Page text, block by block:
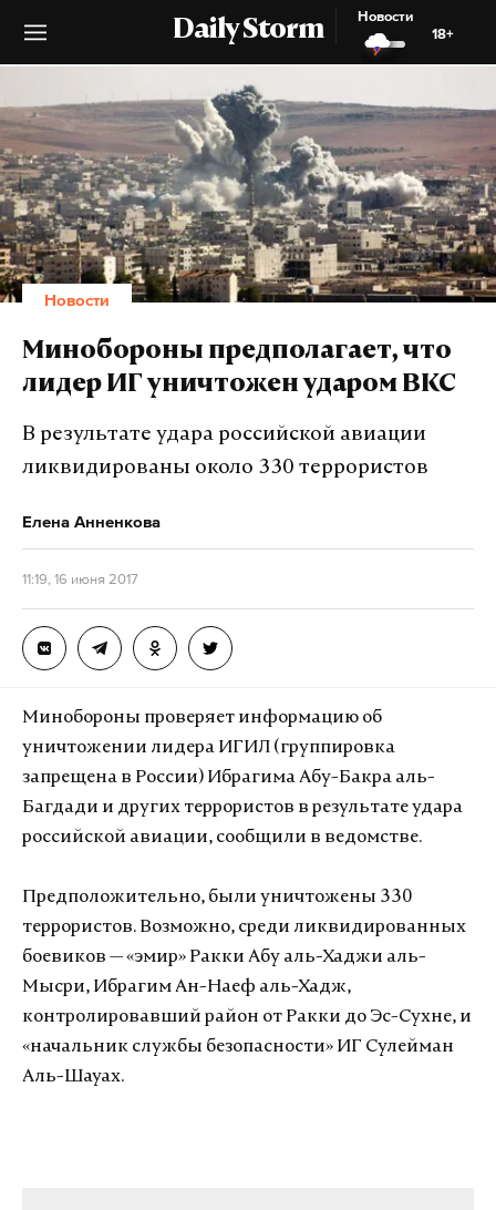
Daily Storm
Новости
18+
Новости
Минобороны предполагает, что
лидер ИГ уничтожен ударом ВКС
В результате удара российской авиации
ликвидированы около 330 террористов
Елена Анненкова
11:19, 16 июня 2017
Минобороны проверяет информацию об
уничтожении лидера ИГИЛ (группировка
запрещена в России) Ибрагима Абу-Бакра аль-
Багдади и других террористов в результате удара
российской авиации, сообщили в ведомстве.
Предположительно, были уничтожены 330
террористов. Возможно, среди ликвидированных
боевиков — «эмир» Ракки Абу аль-Хаджи аль-
Мысри, Ибрагим Ан-Наеф аль-Хадж,
контролировавший район от Ракки до Эс-Сухне, и
«начальник службы безопасности» ИГ Сулейман
Аль-Шауах.